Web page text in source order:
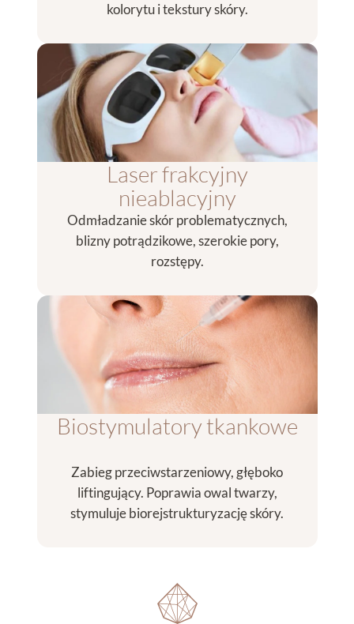
kolorytu i tekstury skóry.
Laser frakcyjny
nieablacyjny
Odmładzanie skór problematycznych,
blizny potrądzikowe, szerokie pory,
rozstępy.
Biostymulatory tkankowe
Zabieg przeciwstarzeniowy, głęboko
liftingujący. Poprawia owal twarzy,
stymuluje biorejstrukturyzację skóry.